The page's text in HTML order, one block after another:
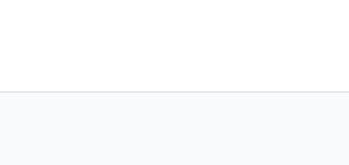
Todos los derechos © 2026